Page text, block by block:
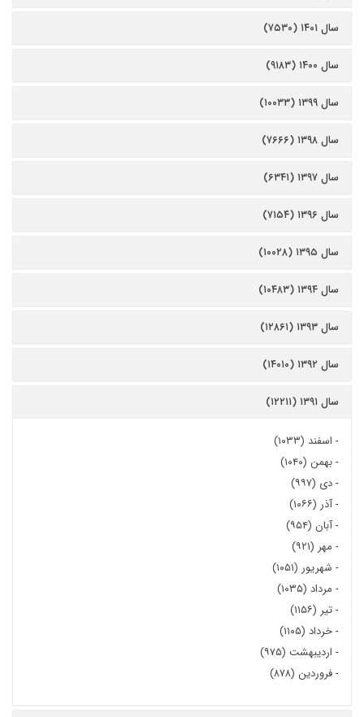
سال ۱۴۰۱ (۷۵۳۰)
سال ۱۴۰۰ (۹۱۸۳)
سال ۱۳۹۹ (۱۰۰۳۳)
سال ۱۳۹۸ (۷۶۶۶)
سال ۱۳۹۷ (۶۳۴۱)
سال ۱۳۹۶ (۷۱۵۴)
سال ۱۳۹۵ (۱۰۰۲۸)
سال ۱۳۹۴ (۱۰۴۸۳)
سال ۱۳۹۳ (۱۲۸۶۱)
سال ۱۳۹۲ (۱۴۰۱۰)
سال ۱۳۹۱ (۱۲۲۱۱)
- اسفند (۱۰۳۳)
-بهمن (۱۰۴۰)
-دی (۹۹۷)
-آذر (۱۰۶۶)
-آبان (۹۵۴)
- مهر (۹۲۱)
- شهریور (۱۰۵۱)
- مرداد (۱۰۳۵)
-تیر (۱۱۵۶)
-خرداد (۱۱۰۵)
- اردیبهشت (۹۷۵)
-فروردین (۸۷۸)